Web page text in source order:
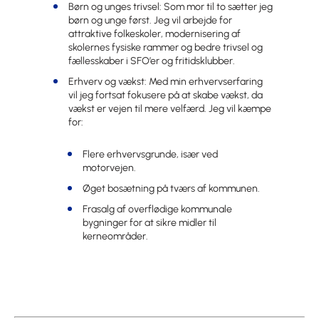
Børn og unges trivsel: Som mor til to sætter jeg
børn og unge først. Jeg vil arbejde for
attraktive folkeskoler, modernisering af
skolernes fysiske rammer og bedre trivsel og
fællesskaber i SFO’er og fritidsklubber.
Erhverv og vækst: Med min erhvervserfaring
vil jeg fortsat fokusere på at skabe vækst, da
vækst er vejen til mere velfærd. Jeg vil kæmpe
for:
Flere erhvervsgrunde, især ved
motorvejen.
Øget bosætning på tværs af kommunen.
Frasalg af overflødige kommunale
bygninger for at sikre midler til
kerneområder.